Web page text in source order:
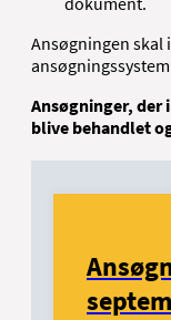
Ansøgningen skal
Ansøgninger,
blive behandlet